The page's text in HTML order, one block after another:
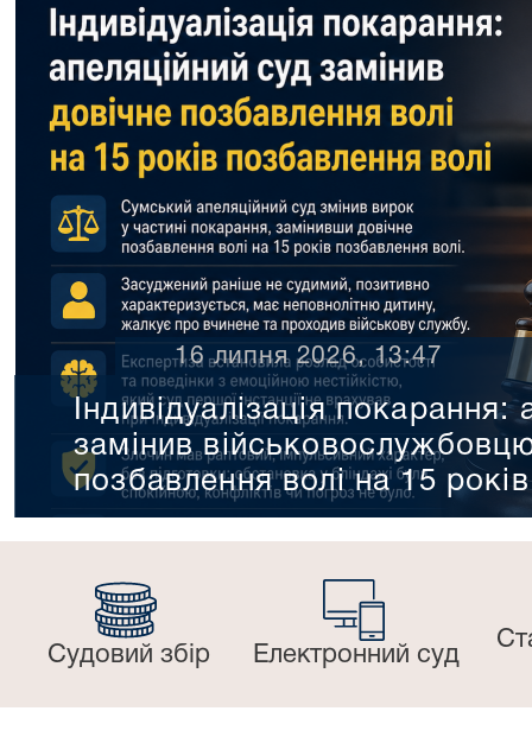
14 липня 2026, 15:23
Апеляційний суд
достроковому
проходження
Судовий збір Електронний суд